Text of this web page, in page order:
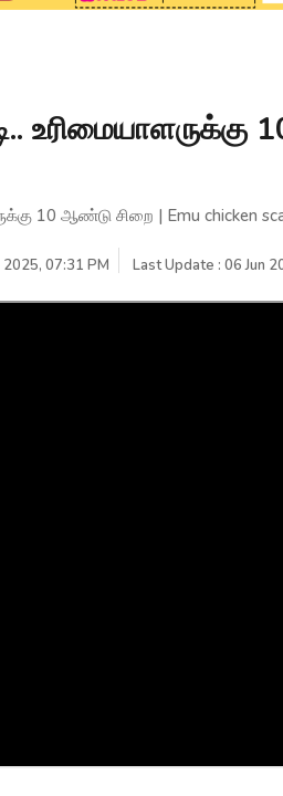
10 ஆண்டு சிறை | Emu chicken
2025, 07:31 PM Last Update : 06 Jun